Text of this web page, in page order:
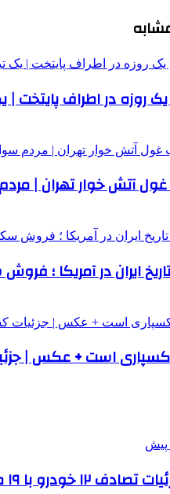
روزه در اطراف پایتخت
آتش خوار تهران |
ایران در آمریکا
است + عکس | جزئیات
۱۲ خودرو با ۱۹ مصدوم